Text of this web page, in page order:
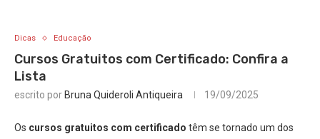
Dicas Educação
Cursos Gratuitos com Certificado: Confira a
Lista
escrito por Bruna Quideroli Antiqueira 19/09/2025
Os cursos gratuitos com certificado têm se tornado um dos